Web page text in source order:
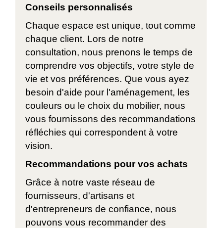
Conseils personnalisés
Chaque espace est unique, tout comme
chaque client. Lors de notre
consultation, nous prenons le temps de
comprendre vos objectifs, votre style de
vie et vos préférences. Que vous ayez
besoin d'aide pour l'aménagement, les
couleurs ou le choix du mobilier, nous
vous fournissons des recommandations
réfléchies qui correspondent à votre
vision.
Recommandations pour vos achats
Grâce à notre vaste réseau de
fournisseurs, d'artisans et
d'entrepreneurs de confiance, nous
pouvons vous recommander des